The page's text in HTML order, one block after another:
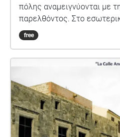
πόλης αναμειγνύονται με
παρελθόντος. Στο
εκθέματα, τα ψηφιδωτά και
έναν διάλογο ιστορίας και
της Παλιάς πόλης.
βυζαντινές εκκλησίες με
εμβέλεια. Για τους
πίστης, συνοχής και
τις μετατροπές,
free